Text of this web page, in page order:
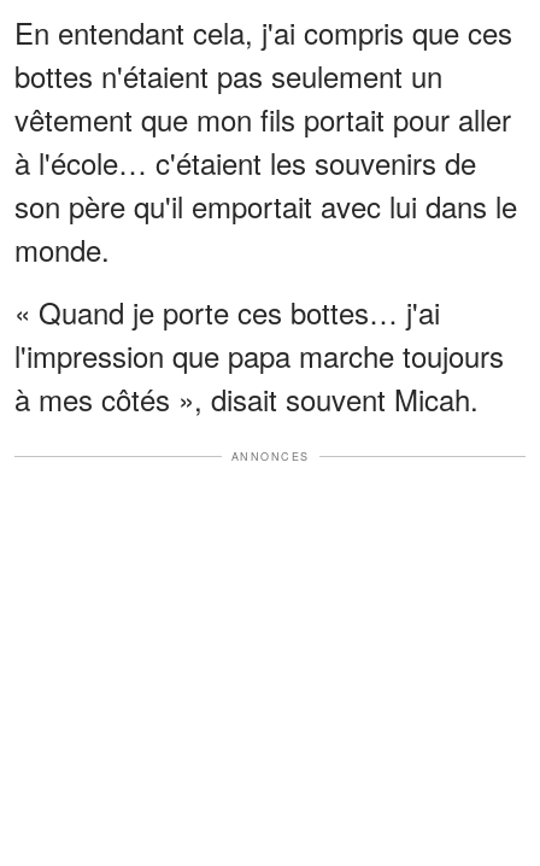
En entendant cela, j'ai compris que ces
bottes n'étaient pas seulement un
vêtement que mon fils portait pour aller
à l'école… c'étaient les souvenirs de
son père qu'il emportait avec lui dans le
monde.
« Quand je porte ces bottes… j'ai
l'impression que papa marche toujours
à mes côtés », disait souvent Micah.
ANNONCES